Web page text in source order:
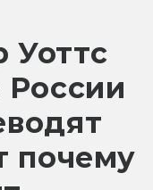
Уоттс
России
почему